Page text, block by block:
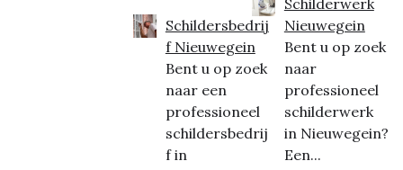
Schildersbedrij
f Nieuwegein
Bent u op zoek
naar een
professioneel
schildersbedrij
f in
Schilderwerk
Nieuwegein
Bent u op zoek
naar
professioneel
schilderwerk
in Nieuwegein?
Een...